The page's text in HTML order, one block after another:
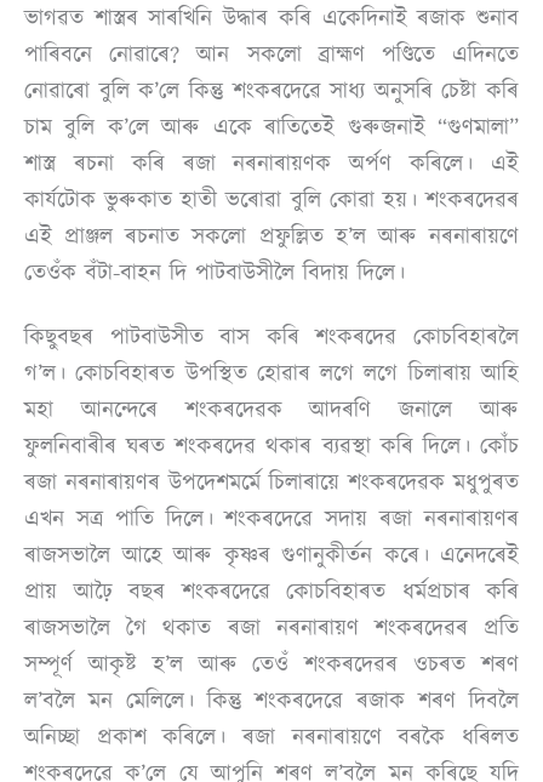
ভাগৱত শাস্ত্ৰৰ সাৰখিনি উদ্ধাৰ কৰি একেদিনাই ৰজাক শুনাব
পাৰিবনে নোৱাৰে? আন সকলো ব্ৰাহ্মণ পণ্ডিতে এদিনতে
নোৱাৰো বুলি ক’লে কিন্তু শংকৰদেৱে সাধ্য অনুসৰি চেষ্টা কৰি
চাম বুলি ক’লে আৰু একে ৰাতিতেই গুৰুজনাই “গুণমালা”
শাস্ত্ৰ ৰচনা কৰি ৰজা নৰনাৰায়ণক অৰ্পণ কৰিলে। এই
কাৰ্যটোক ভুৰুকাত হাতী ভৰোৱা বুলি কোৱা হয়। শংকৰদেৱৰ
এই প্ৰাঞ্জল ৰচনাত সকলো প্ৰফুল্লিত হ’ল আৰু নৰনাৰায়ণে
তেওঁক বঁটা-বাহন দি পাটবাউসীলৈ বিদায় দিলে।
কিছুবছৰ পাটবাউসীত বাস কৰি শংকৰদেৱ কোচবিহাৰলৈ
গ’ল। কোচবিহাৰত উপস্থিত হোৱাৰ লগে লগে চিলাৰায় আহি
মহা আনন্দেৰে শংকৰদেৱক আদৰণি জনালে আৰু
ফুলনিবাৰীৰ ঘৰত শংকৰদেৱ থকাৰ ব্যৱস্থা কৰি দিলে। কোঁচ
ৰজা নৰনাৰায়ণৰ উপদেশমৰ্মে চিলাৰায়ে শংকৰদেৱক মধুপুৰত
এখন সত্ৰ পাতি দিলে। শংকৰদেৱে সদায় ৰজা নৰনাৰায়ণৰ
ৰাজসভালৈ আহে আৰু কৃষ্ণৰ গুণানুকীৰ্তন কৰে। এনেদৰেই
প্ৰায় আঢ়ৈ বছৰ শংকৰদেৱে কোচবিহাৰত ধৰ্মপ্ৰচাৰ কৰি
ৰাজসভালৈ গৈ থকাত ৰজা নৰনাৰায়ণ শংকৰদেৱৰ প্ৰতি
সম্পূৰ্ণ আকৃষ্ট হ’ল আৰু তেওঁ শংকৰদেৱৰ ওচৰত শৰণ
ল’বলৈ মন মেলিলে। কিন্তু শংকৰদেৱে ৰজাক শৰণ দিবলৈ
অনিচ্ছা প্ৰকাশ কৰিলে। ৰজা নৰনাৰায়ণে বৰকৈ ধৰিলত
শংকৰদেৱে ক’লে যে আপুনি শৰণ ল’বলৈ মন কৰিছে যদি